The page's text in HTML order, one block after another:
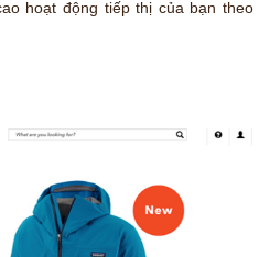
hoạt động tiếp thị của bạn theo